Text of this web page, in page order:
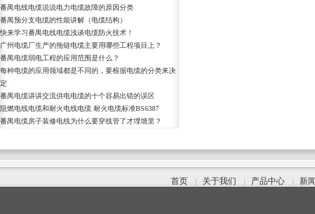
番禺电线电缆说说电力电缆故障的原因分类
番禺预分支电缆的性能讲解（电缆结构）
快来学习番禺电线电缆浅谈电缆防火技术！
广州电缆厂生产的拖链电缆主要用哪些工程项目上？
番禺电缆弱电工程的应用范围是什么？
每种电缆的应用领域都是不同的，要根据电缆的分类来决
定
番禺电缆讲讲交流供电电缆的十个容易出错的误区
阻燃电线电缆和耐火电线电缆 耐火电缆标准BS6387
番禺电缆房子装修电线为什么要穿线管了才埋墙里？
首页 | 关于我们 | 产品中心 | 新